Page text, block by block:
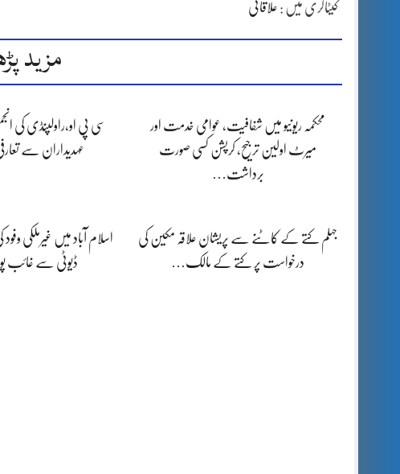
کیٹاگری میں : علاقائی
مزید
محکمہ ریونیو میں شفافیت، عوامی خدمت اور
میرٹ اولین ترجیح، کرپشن کسی صورت
برداشت…
سی پی او،راولپنڈی کی
عہدیداران سے
جہلم کتے کے کاٹنے سے پریشان علاقہ مکین کی
درخواست پر کتے کے مالک…
اسلام آباد میں غیرملکی
ڈیوٹی سے غائب